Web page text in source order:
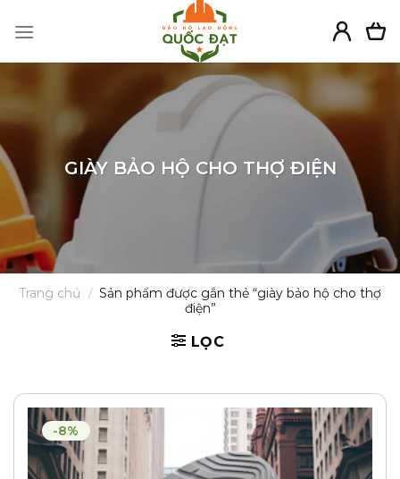
GIÀY BẢO HỘ CHO THỢ ĐIỆN
Trang chủ / Sản phẩm được gắn thẻ “giày bảo hộ cho thợ
điện”
LỌC
-8%